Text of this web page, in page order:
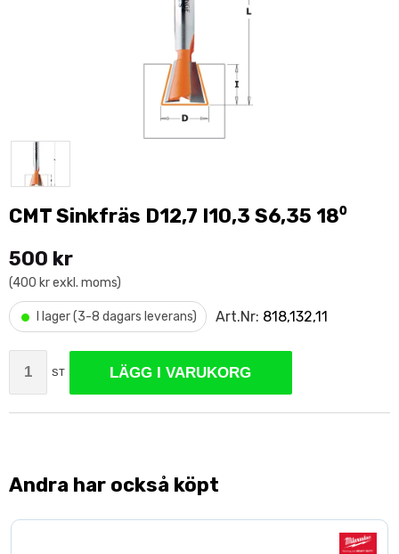
CMT Sinkfräs D12,7 I10,3 S6,35 18⁰
500 kr
(400 kr exkl. moms)
• I lager (3-8 dagars leverans) Art.Nr: 818,132,11
ST LÄGG I VARUKORG
Andra har också köpt